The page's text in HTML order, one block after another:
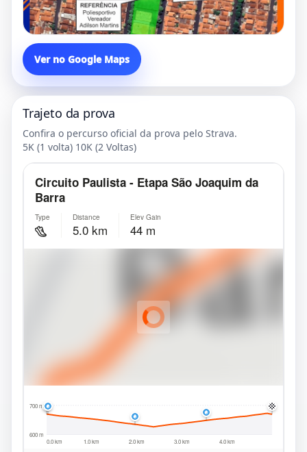
Ver no Google Maps
Trajeto da prova
Confira o percurso oficial da prova pelo Strava.
5K (1 volta) 10K (2 Voltas)